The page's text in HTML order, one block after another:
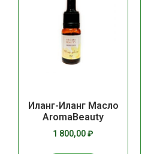
Иланг-Иланг Масло
AromaBeauty
1 800,00₽